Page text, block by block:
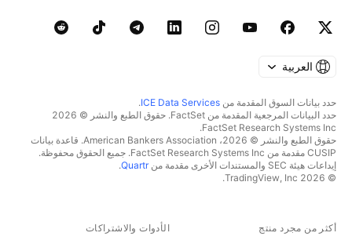
العربية
حدد بيانات السوق المقدمة من ICE Data Services
.
حدد البيانات المرجعية المقدمة من FactSet. حقوق الطبع والنشر © 2026
FactSet Research Systems Inc.
حقوق الطبع والنشر © 2026، American Bankers Association. قاعدة بيانات
CUSIP مقدمة من FactSet Research Systems Inc. جميع الحقوق محفوظة.
إيداعات هيئة SEC والمستندات الأخرى مقدمة من
Quartr
.
© 2026 TradingView, Inc.
أكثر من مجرد منتج الأدوات والاشتراكات